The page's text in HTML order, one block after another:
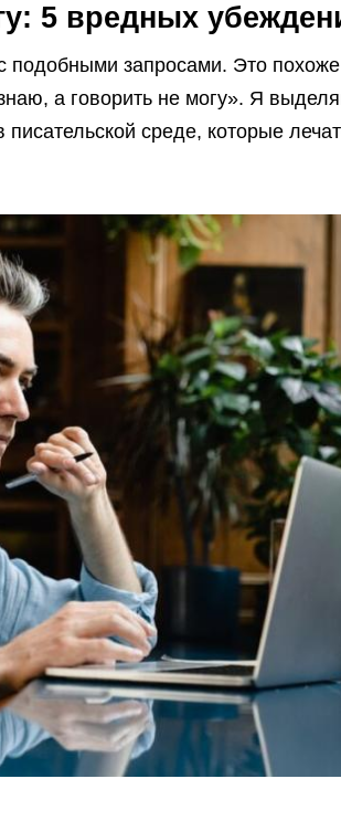
5 вредных
подобными запросами. Это
а говорить не могу». Я
среде, которые